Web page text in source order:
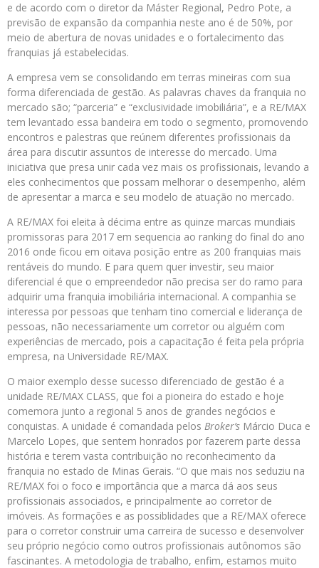
e de acordo com o diretor da Máster Regional, Pedro Pote, a
previsão de expansão da companhia neste ano é de 50%, por
meio de abertura de novas unidades e o fortalecimento das
franquias já estabelecidas.
A empresa vem se consolidando em terras mineiras com sua
forma diferenciada de gestão. As palavras chaves da franquia no
mercado são; “parceria” e “exclusividade imobiliária”, e a RE/MAX
tem levantado essa bandeira em todo o segmento, promovendo
encontros e palestras que reúnem diferentes profissionais da
área para discutir assuntos de interesse do mercado. Uma
iniciativa que presa unir cada vez mais os profissionais, levando a
eles conhecimentos que possam melhorar o desempenho, além
de apresentar a marca e seu modelo de atuação no mercado.
A RE/MAX foi eleita à décima entre as quinze marcas mundiais
promissoras para 2017 em sequencia ao ranking do final do ano
2016 onde ficou em oitava posição entre as 200 franquias mais
rentáveis do mundo. E para quem quer investir, seu maior
diferencial é que o empreendedor não precisa ser do ramo para
adquirir uma franquia imobiliária internacional. A companhia se
interessa por pessoas que tenham tino comercial e liderança de
pessoas, não necessariamente um corretor ou alguém com
experiências de mercado, pois a capacitação é feita pela própria
empresa, na Universidade RE/MAX.
O maior exemplo desse sucesso diferenciado de gestão é a
unidade RE/MAX CLASS, que foi a pioneira do estado e hoje
comemora junto a regional 5 anos de grandes negócios e
conquistas. A unidade é comandada pelos Broker’s Márcio Duca e
Marcelo Lopes, que sentem honrados por fazerem parte dessa
história e terem vasta contribuição no reconhecimento da
franquia no estado de Minas Gerais. “O que mais nos seduziu na
RE/MAX foi o foco e importância que a marca dá aos seus
profissionais associados, e principalmente ao corretor de
imóveis. As formações e as possiblidades que a RE/MAX oferece
para o corretor construir uma carreira de sucesso e desenvolver
seu próprio negócio como outros profissionais autônomos são
fascinantes. A metodologia de trabalho, enfim, estamos muito